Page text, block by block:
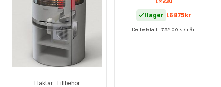
Fläktar, Tillbehör
I lager 16 875 kr
Delbetala fr. 752,00 kr/mån